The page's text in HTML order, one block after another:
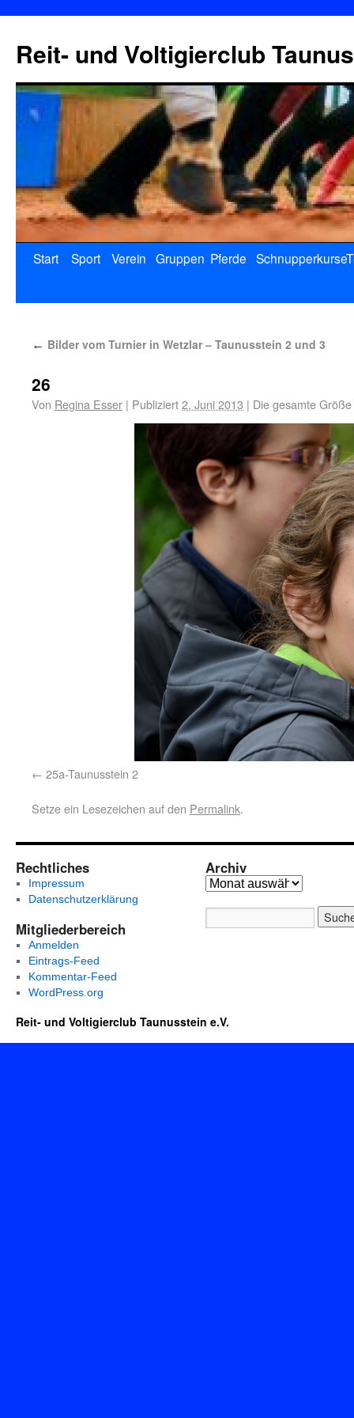
Reit- und Voltigierclub
Start Sport Verein Gruppen Pferde Schnupperkurse
← Bilder vom Turnier in Wetzlar – Taunusstein 2 und 3
26
Von Regina Esser | Publiziert2. Juni 2013 | Die gesamte
25a-Taunusstein 2
Setze ein Lesezeichen auf den Permalink.
Rechtliches
Impressum
Datenschutzerklärung
Mitgliederbereich
Anmelden
Eintrags-Feed
Kommentar-Feed
WordPress.org
Archiv
Reit- und Voltigierclub Taunusstein e.V.